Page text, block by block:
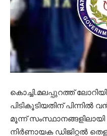
കൊച്ചി.മലപ്പുറത്ത്
പിടികൂടിയതിന്
മൂന്ന്
നിര്‍ണായക ഡിജിറ്റല്‍